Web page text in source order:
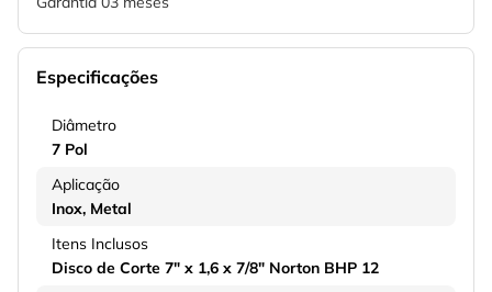
Especificações
Diâmetro
7 Pol
Aplicação
Inox Metal
Itens Inclusos
Disco de Corte 7" x 1,6 x 7/8" Norton BHP 12